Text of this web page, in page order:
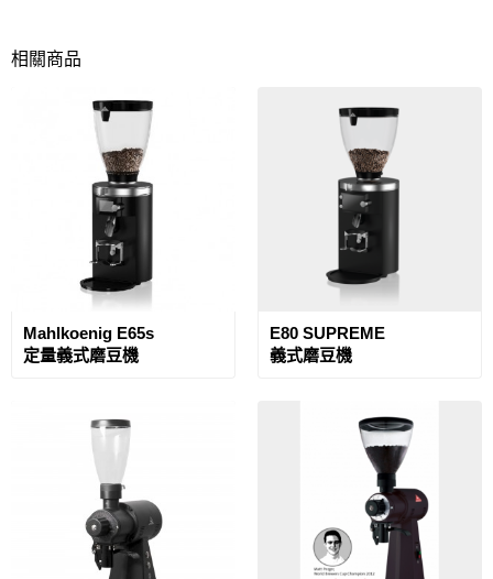
相關商品
Mahlkoenig E65s
定量義式磨豆機
E80 SUPREME
義式磨豆機